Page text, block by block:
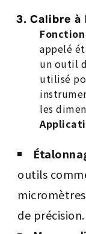
3. Calibre à
Fonction
appelé
un outil
utilisé
les
outils
de précision.